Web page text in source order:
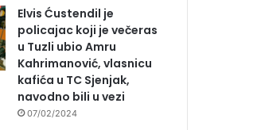
Elvis Ćustendil je
policajac koji je večeras
u Tuzli ubio Amru
Kahrimanović, vlasnicu
kafića u TC Sjenjak,
navodno bili u vezi
07/02/2024